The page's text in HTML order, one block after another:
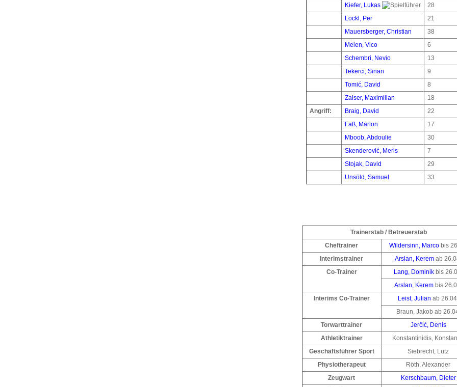
Kiefer, Lukas
28
Lockl, Per
21
Mauersberger, Christian
38
Meien, Vico
6
Schembri, Nevio
13
Tekerci, Sinan
9
Tomić, David
8
Zaiser, Maximilian
18
Angriff:
Braig, David
22
Faß, Marlon
17
Mboob, Abdoulie
30
Skenderović, Meris
7
Stojak, David
29
Unsöld, Samuel
33
Trainerstab / Betreuerstab
Cheftrainer
Wildersinn, Marcobis
Interimstrainer
Arslan, Kerem ab
Co-Trainer
Lang, Dominik bis
Arslan, Kerem bis
Interims Co-Trainer
Leist, Julian ab
Braun, Jakob ab
Torwarttrainer
Jerčić, Denis
Athletiktrainer
Konstantinidis,
Geschäftsführer Sport
Siebrecht, Lutz
Physiotherapeut
Röth, Alexander
Zeugwart
Kerschbaum, Dieter